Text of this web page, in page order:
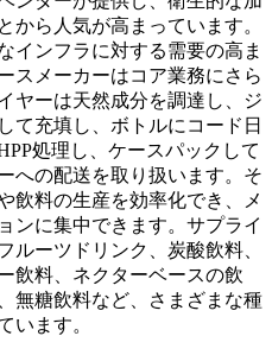
から人気が高まっています。
インフラに対する需要の高ま
スメーカーはコア業務にさら
ヤーは天然成分を調達し、ジ
て充填し、ボトルにコード日
処理し、ケースパックして
への配送を取り扱います。そ
飲料の生産を効率化でき、メ
ンに集中できます。サプライ
ルーツドリンク、炭酸飲料、
飲料、ネクターベースの飲
無糖飲料など、さまざまな種
います。